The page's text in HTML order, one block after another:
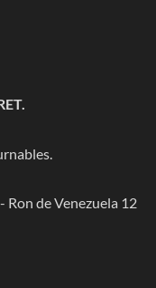
Ron de Venezuela 12